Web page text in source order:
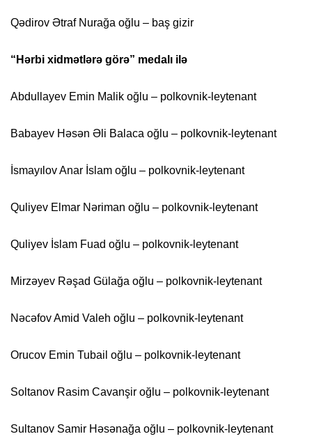
Qədirov Ətraf Nurağa oğlu – baş gizir
“Hərbi xidmətlərə görə” medalı ilə
Abdullayev Emin Malik oğlu – polkovnik-leytenant
Babayev Həsən Əli Balaca oğlu – polkovnik-leytenant
İsmayılov Anar İslam oğlu – polkovnik-leytenant
Quliyev Elmar Nəriman oğlu – polkovnik-leytenant
Quliyev İslam Fuad oğlu – polkovnik-leytenant
Mirzəyev Rəşad Gülağa oğlu – polkovnik-leytenant
Nəcəfov Amid Valeh oğlu – polkovnik-leytenant
Orucov Emin Tubail oğlu – polkovnik-leytenant
Soltanov Rasim Cavanşir oğlu – polkovnik-leytenant
Sultanov Samir Həsənağa oğlu – polkovnik-leytenant